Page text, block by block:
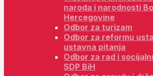
naroda i narodnosti
Hercegovine
Odbor za turizam
Odbor za reformu
ustavna pitanja
Odbor za rad i
SDP BiH